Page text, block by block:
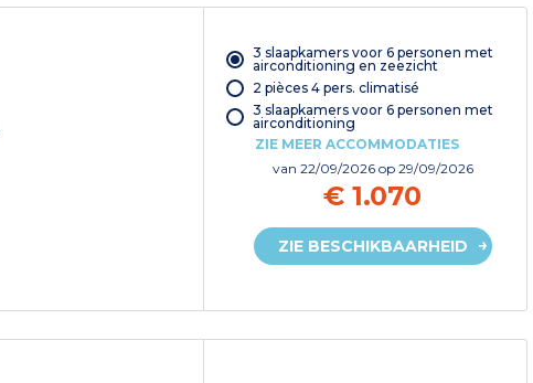
3 slaapkamers voor 6 personen met
airconditioning en zeezicht
2 pièces 4 pers. climatisé
3 slaapkamers voor 6 personen met
airconditioning
ZIE MEER ACCOMMODATIES
van 22/09/2026 op 29/09/2026
€ 1.070
ZIE BESCHIKBAARHEID